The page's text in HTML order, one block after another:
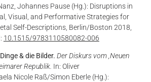
Johannes Pause (Hg.): Disruptions in
Visual, and Performative Strategies for
Self-Descriptions, Berlin/Boston 2018,
10.1515/9783110580082-006
& die Bilder. Der Diskurs vom ,Neuen
Republik. In: Oliver
Nicole Raß/Simon Eberle (Hg.):